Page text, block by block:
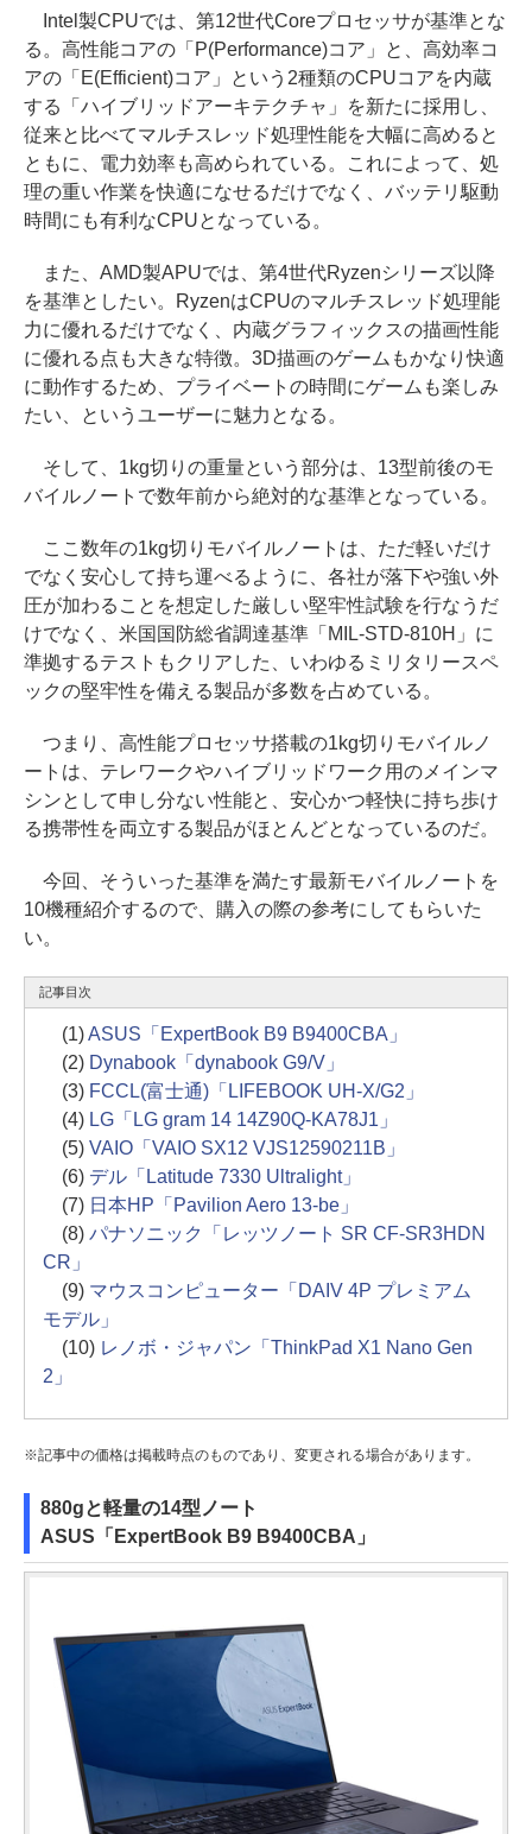
Intel製CPUでは、第12世代Coreプロセッサが基準とな
る。高性能コアの「P(Performance)コア」と、高効率コ
アの「E(Efficient)コア」という2種類のCPUコアを内蔵
する「ハイブリッドアーキテクチャ」を新たに採用し、
従来と比べてマルチスレッド処理性能を大幅に高めると
ともに、電力効率も高められている。これによって、処
理の重い作業を快適になせるだけでなく、バッテリ駆動
時間にも有利なCPUとなっている。
また、AMD製APUでは、第4世代Ryzenシリーズ以降
を基準としたい。RyzenはCPUのマルチスレッド処理能
力に優れるだけでなく、内蔵グラフィックスの描画性能
に優れる点も大きな特徴。3D描画のゲームもかなり快適
に動作するため、プライベートの時間にゲームも楽しみ
たい、というユーザーに魅力となる。
そして、1kg切りの重量という部分は、13型前後のモ
バイルノートで数年前から絶対的な基準となっている。
ここ数年の1kg切りモバイルノートは、ただ軽いだけ
でなく安心して持ち運べるように、各社が落下や強い外
圧が加わることを想定した厳しい堅牢性試験を行なうだ
けでなく、米国国防総省調達基準「MIL-STD-810H」に
準拠するテストもクリアした、いわゆるミリタリースペ
ックの堅牢性を備える製品が多数を占めている。
つまり、高性能プロセッサ搭載の1kg切りモバイルノ
ートは、テレワークやハイブリッドワーク用のメインマ
シンとして申し分ない性能と、安心かつ軽快に持ち歩け
る携帯性を両立する製品がほとんどとなっているのだ。
今回、そういった基準を満たす最新モバイルノートを
10機種紹介するので、購入の際の参考にしてもらいた
い。
記事目次
(1)ASUS「ExpertBook B9 B9400CBA」
(2) Dynabook「dynabook G9/V」
(3) FCCL(富士通)「LIFEBOOK UH-X/G2」
(4) LG「LG gram 14 14Z90Q-KA78J1」
(5) VAIO「VAIO SX12 VJS12590211B」
(6) デル「Latitude 7330 Ultralight」
(7) 日本HP「Pavilion Aero 13-be」
(8) パナソニック「レッツノート SR CF-SR3HDN
CR」
(9) マウスコンピューター「DAIV 4P プレミアム
モデル」
(10) レノボ・ジャパン「ThinkPad X1 Nano Gen
2」
※記事中の価格は掲載時点のものであり、変更される場合があります。
880gと軽量の14型ノート
ASUS「ExpertBook B9 B9400CBA」